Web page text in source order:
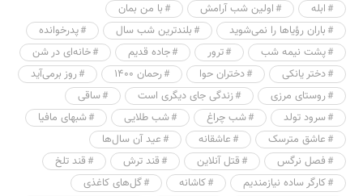
ابله
اولین شب آرامش
با من بمان
باران رؤیاها را نمی‌شوید
بلندترین شب سال
پدرخوانده
پشت نیمه شب
ترور جاده قدیم
خانه‌ای در شن
دختر یانکی
دختران حوا رحمان 1400
روز برمی‌آید
روستای مرزی
زندگی جای دیگری است
ساقی
سرود تولد
شب چراغ شب طلایی
شبهای مافیا
عاشق مترسک
عاشقانه
عید آن سال‌ها
فصل نرگس
قتل آنلاین قند ترش
قند تلخ
کارگر ساده نیازمندیم
کاشانه
گل‌های کاغذی